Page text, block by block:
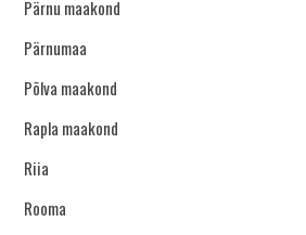
Pärnu maakond
Pärnumaa
Põlva maakond
Rapla maakond
Riia
Rooma